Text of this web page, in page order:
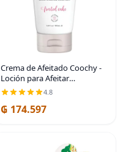
Crema de Afeitado Coochy -
Loción para Afeitar
Hidratante - Crema de
Afeitado Íntima Suave - Para
Área del Bikini, Axilas, Piernas
4.8
₲ 174.597